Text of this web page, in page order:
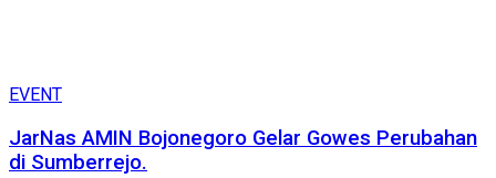
EVENT
JarNas AMIN Bojonegoro Gelar Gowes Perubahan
di Sumberrejo.